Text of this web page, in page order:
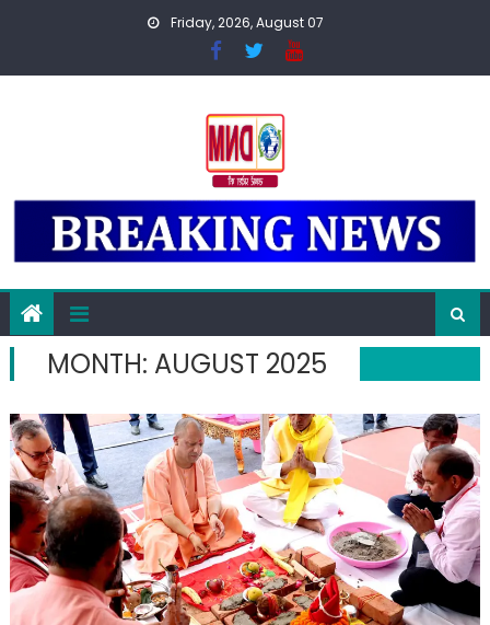
Friday, 2026, August 07
MONTH: AUGUST 2025